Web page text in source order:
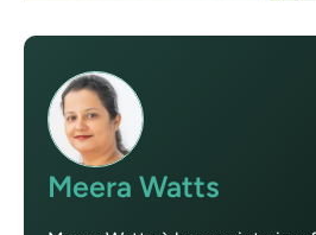
Meera Watts